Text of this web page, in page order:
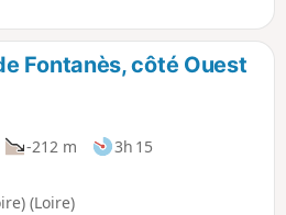
Fontanès, côté Ouest
-212 m
3h 15
(Loire)